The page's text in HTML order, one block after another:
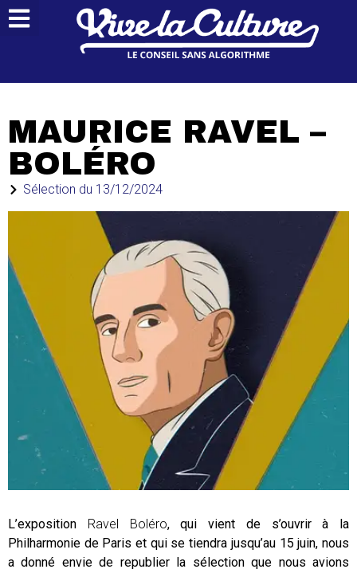
MAURICE RAVEL –
BOLÉRO
Sélection du 13/12/2024
L’exposition Ravel Boléro, qui vient de s’ouvrir à la
Philharmonie de Paris et qui se tiendra jusqu’au 15 juin, nous
a donné envie de republier la sélection que nous avions